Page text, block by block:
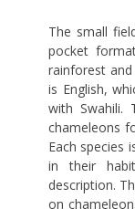
The small
pocket
rainforest
is English,
with Swahili.
chameleons
Each species
in their
description.
on